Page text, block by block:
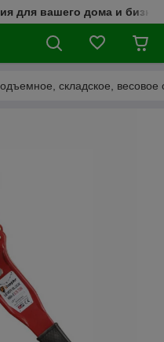
для вашего дома и
складское, весовое